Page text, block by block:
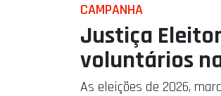
CAMPANHA
Justiça
voluntários
As eleições de 2026,